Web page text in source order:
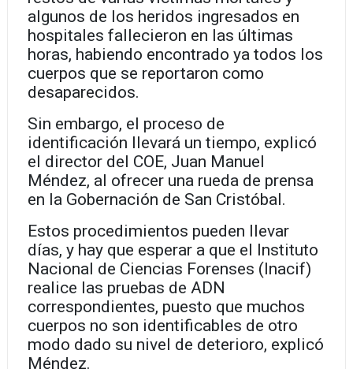
algunos de los heridos ingresados en
hospitales fallecieron en las últimas
horas, habiendo encontrado ya todos los
cuerpos que se reportaron como
desaparecidos.
Sin embargo, el proceso de
identificación llevará un tiempo, explicó
el director del COE, Juan Manuel
Méndez, al ofrecer una rueda de prensa
en la Gobernación de San Cristóbal.
Estos procedimientos pueden llevar
días, y hay que esperar a que el Instituto
Nacional de Ciencias Forenses (Inacif)
realice las pruebas de ADN
correspondientes, puesto que muchos
cuerpos no son identificables de otro
modo dado su nivel de deterioro, explicó
Méndez.